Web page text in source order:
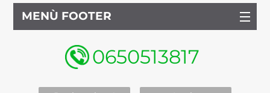
MENÙ FOOTER
0650513817